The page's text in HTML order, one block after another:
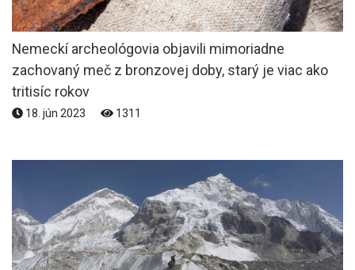
Nemeckí archeológovia objavili mimoriadne
zachovaný meč z bronzovej doby, starý je viac ako
tritisíc rokov
18. jún 2023 1311